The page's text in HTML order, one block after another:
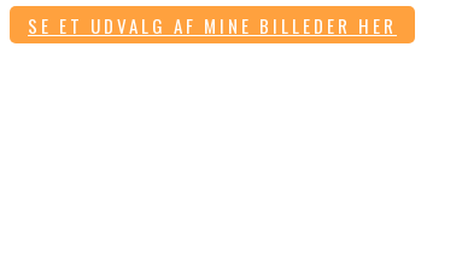
SE ET UDVALG AF MINE BILLEDER HER